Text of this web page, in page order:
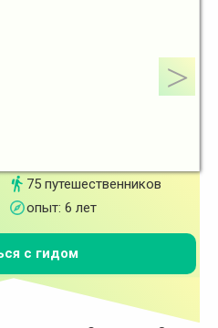
75 путешественников
опыт: 6 лет
с гидом